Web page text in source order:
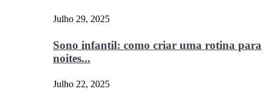
Julho 29, 2025
Sono infantil: como criar uma rotina para
noites...
Julho 22, 2025